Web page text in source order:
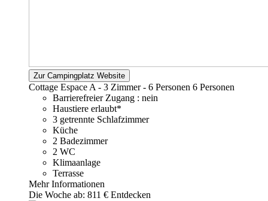
Zur Campingplatz Website
Cottage Espace A - 3 Zimmer - 6 Personen 6 Personen
Barrierefreier Zugang : nein
Haustiere erlaubt*
3 getrennte Schlafzimmer
Küche
2 Badezimmer
2 WC
Klimaanlage
Terrasse
Mehr Informationen
Die Woche ab: 811 € Entdecken